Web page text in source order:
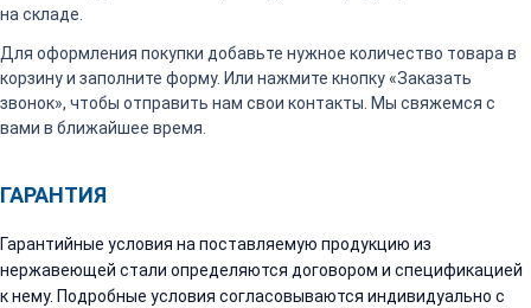
на складе.
Для оформления покупки добавьте нужное количество товара в
корзину и заполните форму. Или нажмите кнопку «Заказать
звонок», чтобы отправить нам свои контакты. Мы свяжемся с
вами в ближайшее время.
ГАРАНТИЯ
Гарантийные условия на поставляемую продукцию из
нержавеющей стали определяются договором и спецификацией
к нему. Подробные условия согласовываются индивидуально с